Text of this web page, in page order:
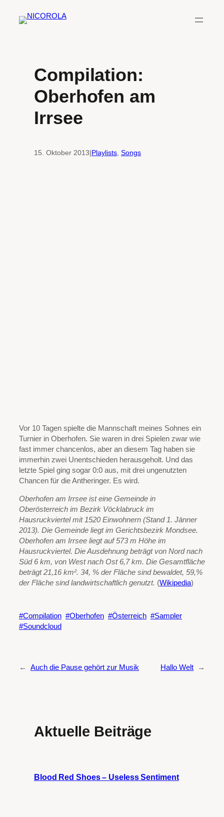
Inhalt
Compilation:
Oberhofen am
Irrsee
15. Oktober 2013|Playlists Songs
Vor 10 Tagen spielte die Mannschaft meines Sohnes ein
Turnier in Oberhofen. Sie waren in drei Spielen zwar wie
fast immer chancenlos, aber an diesem Tag haben sie
immerhin zwei Unentschieden herausgeholt. Und das
letzte Spiel ging sogar 0:0 aus, mit drei ungenutzten
Chancen für die Antheringer. Es wird.
Oberhofen am Irrsee ist eine Gemeinde in
Oberösterreich im Bezirk Vöcklabruck im
Hausruckviertel mit 1520 Einwohnern (Stand 1. Jänner
2013). Die Gemeinde liegt im Gerichtsbezirk Mondsee.
Oberhofen am Irrsee liegt auf 573 m Höhe im
Hausruckviertel. Die Ausdehnung beträgt von Nord nach
Süd 6 km, von West nach Ost 6,7 km. Die Gesamtfläche
beträgt 21,16 km². 34, % der Fläche sind bewaldet, 59,%
der Fläche sind landwirtschaftlich genutzt. (Wikipedia)
Compilation Oberhofen Österreich
Sampler
Soundcloud
← Auch die Pause gehört zur Musik Hallo Welt →
Aktuelle Beiträge
Blood Red Shoes – Useless Sentiment